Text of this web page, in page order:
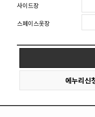
사이드장
스페이스옷장
에누리신